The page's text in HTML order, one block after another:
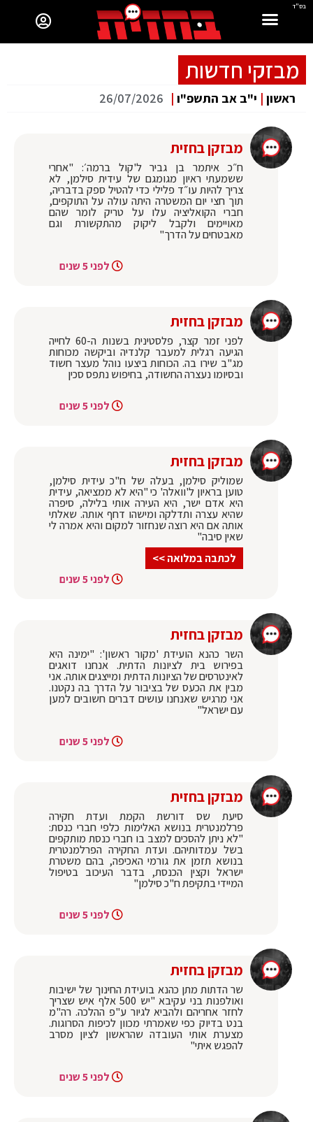
בס"ד
מבזקי חדשות
ראשון | י"ב אב התשפ"ו |
26/07/2026
מבזקן בחזית
ח״כ איתמר בן גביר ל'קול ברמה׳: "אחרי
ששמעתי ראיון מגומגם של עידית סילמן, לא
צריך להיות עו״ד פלילי כדי להטיל ספק בדבריה,
תוך חצי יום המשטרה היתה עולה על התוקפים,
חברי הקואליציה עלו על טריק לומר שהם
מאויימים ולקבל ליקוק מהתקשורת וגם
מאבטחים על הדרך"
לפני 5 שנים
מבזקן בחזית
לפני זמר קצר, פלסטינית בשנות ה-60 לחייה
הגיעה רגלית למעבר קלנדיה וביקשה מכוחות
מג"ב שירו בה. הכוחות ביצעו נוהל מעצר חשוד
ובסיומו נעצרה החשודה, בחיפוש נתפס סכין
לפני 5 שנים
מבזקן בחזית
שמוליק סילמן, בעלה של ח"כ עידית סילמן,
טוען בראיון ל'וואלה' כי "היא לא ממציאה, עידית
היא אדם ישר, היא העירה אותי בלילה, סיפרה
שהיא עצרה ותדלקה ומישהו דחף אותה. שאלתי
אותה אם היא רוצה שנחזור למקום והיא אמרה לי
שאין סיבה"
לכתבה במלואה >>
לפני 5 שנים
מבזקן בחזית
השר כהנא הועידת 'מקור ראשון': "ימינה היא
בפירוש בית לציונות הדתית. אנחנו דואגים
לאינטרסים של הציונות הדתית ומייצגים אותה. אני
מבין את הכעס של בציבור על הדרך בה נקטנו.
אני מרגיש שאנחנו עושים דברים חשובים למען
עם ישראל"
לפני 5 שנים
מבזקן בחזית
סיעת שס דורשת הקמת ועדת חקירה
פרלמנטרית בנושא האלימות כלפי חברי כנסת:
"לא ניתן להסכים למצב בו חברי כנסת מותקפים
בשל עמדותיהם. ועדת החקירה הפרלמנטרית
בנושא תזמן את גורמי האכיפה, בהם משטרת
ישראל וקצין הכנסת, בדבר העיכוב בטיפול
המיידי בתקיפת ח"כ סילמן"
לפני 5 שנים
מבזקן בחזית
שר הדתות מתן כהנא בועידת החינוך של ישיבות
ואולפנות בני עקיבא "יש 500 אלף איש שצריך
לחזר אחריהם ולהביא לגיור ע"פ ההלכה. רה"מ
בנט בדיוק כפי שאמרתי מכוון לכיפות הסרוגות.
מצערת אותי העובדה שהראשון לציון מסרב
להפגש איתי"
לפני 5 שנים